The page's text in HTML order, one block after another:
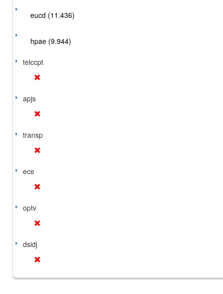
eucd (11.436)
hpae (9.944)
telccpt
apjs
transp
ece
optv
dsidj